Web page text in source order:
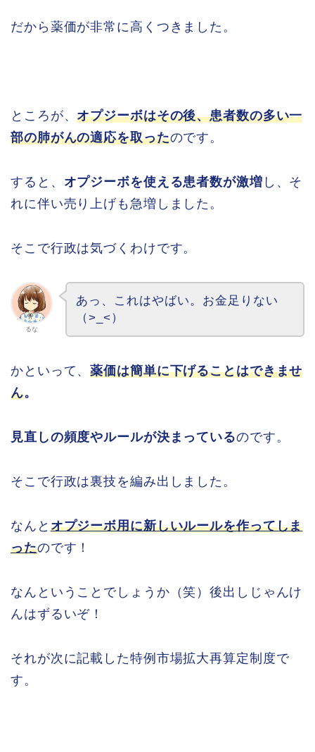
だから薬価が非常に高くつきました。
ところが、オプジーボはその後、患者数の多い一
部の肺がんの適応を取ったのです。
すると、 オプジーボを使える患者数が激増 し、そ
れに伴い売り上げも急増しました。
そこで行政は気づくわけです。
るな
あっ、これはやばい。お金足りない
（>_<）
かといって、薬価は簡単に下げることはできませ
ん。
見直しの頻度やルールが決まっているのです。
そこで行政は裏技を編み出しました。
なんと オプジーボ用に新しいルールを作ってしま
ったのです！
なんということでしょうか（笑）後出しじゃんけ
んはずるいぞ！
それが次に記載した特例市場拡大再算定制度で
す。